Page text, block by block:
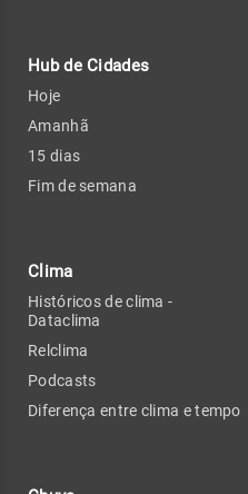
Hub de Cidades
Hoje
Amanhã
15 dias
Fim de semana
Clima
Históricos de clima -
Dataclima
Relclima
Podcasts
Diferença entre clima e tempo